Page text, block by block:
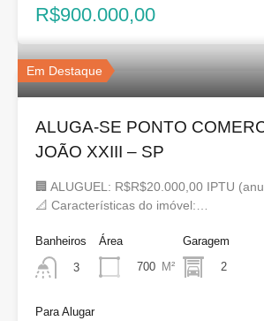
R$900.000,00
Em Destaque
ALUGA-SE PONTO
JOÃO XXIII – SP
🏢 ALUGUEL: R$R$20.000,00 IPTU
📐 Características do imóvel:…
Banheiros
3
Área
700 M²
Garagem
2
Para Alugar